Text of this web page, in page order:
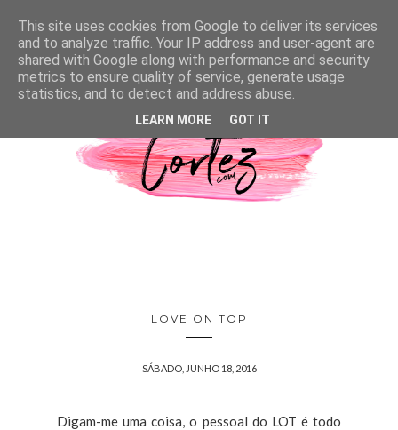
LOVE ON TOP
SÁBADO, JUNHO 18, 2016
Digam-me uma coisa, o pessoal do LOT é todo
This site uses cookies from Google to deliver its services
and to analyze traffic. Your IP address and user-agent are
shared with Google along with performance and security
metrics to ensure quality of service, generate usage
statistics, and to detect and address abuse.
LEARN MORE GOT IT